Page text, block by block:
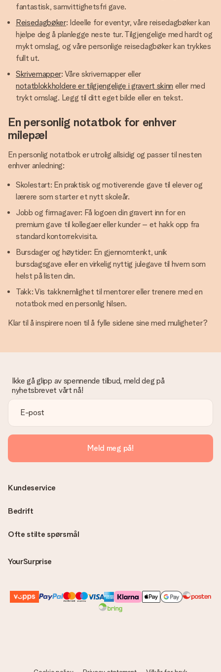
fantastisk, samvittighetsfri gave.
Reisedagbøker: Ideelle for eventyr, våre reisedagbøker kan
hjelpe deg å planlegge neste tur. Tilgjengelige med hardt og
mykt omslag, og våre personlige reisedagbøker kan trykkes
fullt ut.
Skrivemapper: Våre skrivemapper eller
notatblokkholdere er tilgjengelige i gravert skinn eller med
trykt omslag. Legg til ditt eget bilde eller en tekst.
En personlig notatbok for enhver
milepæl
En personlig notatbok er utrolig allsidig og passer til nesten
enhver anledning:
Skolestart: En praktisk og motiverende gave til elever og
lærere som starter et nytt skoleår.
Jobb og firmagaver: Få logoen din gravert inn for en
premium gave til kollegaer eller kunder – et hakk opp fra
standard kontorrekvisita.
Bursdager og høytider: En gjennomtenkt, unik
bursdagsgave eller en virkelig nyttig julegave til hvem som
helst på listen din.
Takk: Vis takknemlighet til mentorer eller trenere med en
notatbok med en personlig hilsen.
Klar til å inspirere noen til å fylle sidene sine med muligheter?
Ikke gå glipp av spennende tilbud, meld deg på
nyhetsbrevet vårt nå!
Meld meg på!
Ofte stilte spørsmål
YourSurprise
Kundeservice
Bedrift